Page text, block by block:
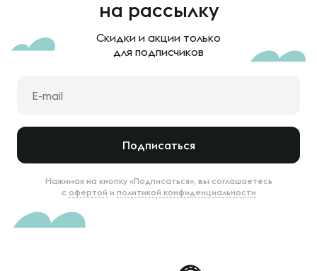
на рассылку
Скидки и акции только
для подписчиков
Подписаться
Нажимая на кнопку «Подписаться», вы соглашаетесь
с офертой и политикой конфиденциальности